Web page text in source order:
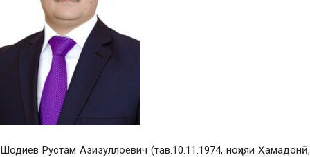
Шодиев Рустам Азизуллоевич (тав.10.11.1974, ноҳияи Ҳамадонӣ,